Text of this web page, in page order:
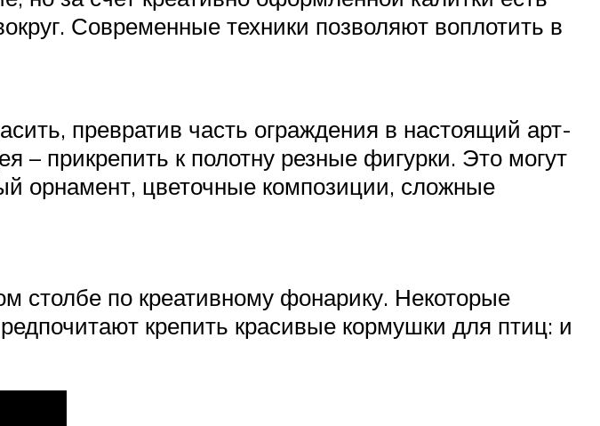
Современные техники позволяют воплотить в
превратив часть ограждения в настоящий арт-
– прикрепить к полотну резные фигурки. Это могут
орнамент, цветочные композиции, сложные
по креативному фонарику. Некоторые
крепить красивые кормушки для птиц: и